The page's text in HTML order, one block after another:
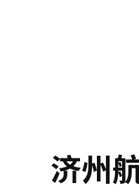
济州